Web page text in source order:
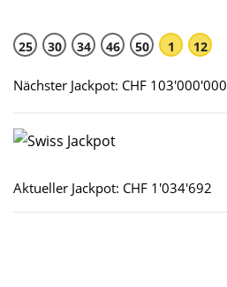
25 30 34 46 50 1 12
Nächster Jackpot: CHF 103'000'000
Aktueller Jackpot: CHF 1'034'692